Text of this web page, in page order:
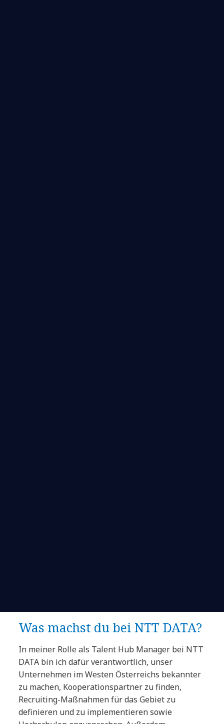
Was machst du bei NTT DATA?
In meiner Rolle als Talent Hub Manager bei NTT
DATA bin ich dafür verantwortlich, unser
Unternehmen im Westen Österreichs bekannter
zu machen, Kooperationspartner zu finden,
Recruiting-Maßnahmen für das Gebiet zu
definieren und zu implementieren sowie